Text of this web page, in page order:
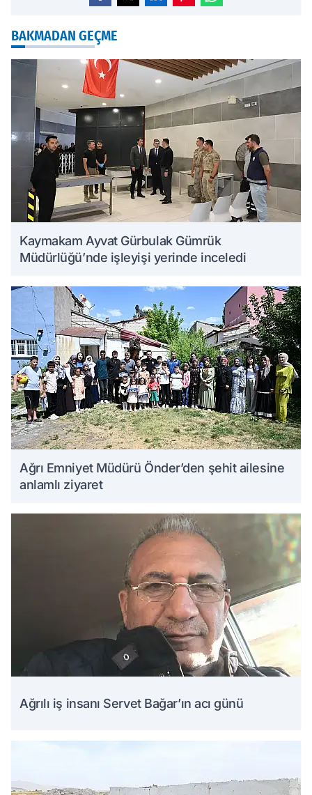
BAKMADAN GEÇME
Kaymakam Ayvat Gürbulak Gümrük
Müdürlüğü’nde işleyişi yerinde inceledi
Ağrı Emniyet Müdürü Önder’den şehit ailesine
anlamlı ziyaret
Ağrılı iş insanı Servet Bağar’ın acı günü